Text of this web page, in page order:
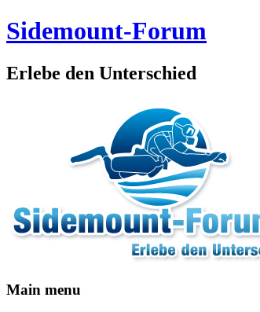
Sidemount-Forum
Erlebe den Unterschied
Main menu